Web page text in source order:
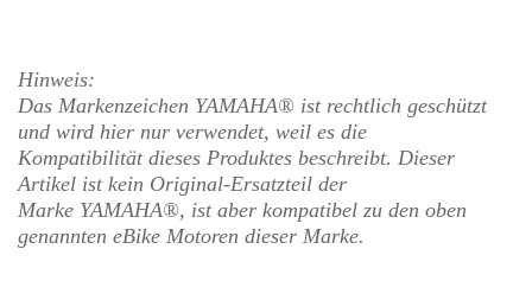
Hinweis:
Das Markenzeichen YAMAHA® ist rechtlich geschützt
und wird hier nur verwendet, weil es die
Kompatibilität dieses Produktes beschreibt. Dieser
Artikel ist kein Original-Ersatzteil der
Marke YAMAHA®, ist aber kompatibel zu den oben
genannten eBike Motoren dieser Marke.